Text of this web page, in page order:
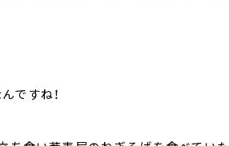
ですね！